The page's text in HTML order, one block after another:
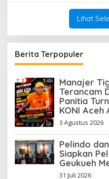
Lihat
Berita Terpopuler
Manajer
Terancam
Panitia
KONI Aceh
3 Agustus 2026
Pelindo
Siapkan
Geukueh
31 Juli 2026